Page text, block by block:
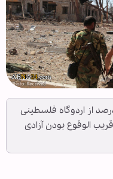
روسی با اشاره به آزادسازی 65 درصد از اردوگاه فلسطینی
الوقوع بودن آزادی